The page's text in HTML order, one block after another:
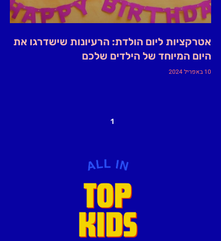
אטרקציות ליום הולדת: הרעיונות שישדרגו את
היום המיוחד של הילדים שלכם
10 באפריל 2024
1